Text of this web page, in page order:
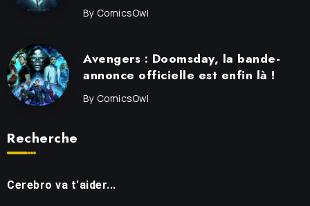
By ComicsOwl
Avengers : Doomsday, la bande-
annonce officielle est enfin là !
By ComicsOwl
Recherche
Cerebro va t'aider...